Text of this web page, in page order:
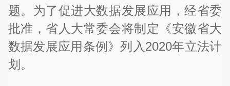
题。为了促进大数据发展应用，经省委
批准，省人大常委会将制定《安徽省大
数据发展应用条例》列入2020年立法计
划。